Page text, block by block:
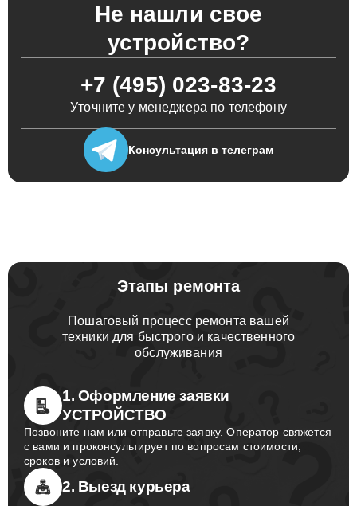
Не нашли свое
устройство?
+7 (495) 023-83-23
Уточните у менеджера по телефону
Консультация в телеграм
Этапы ремонта
Пошаговый процесс ремонта вашей
техники для быстрого и качественного
обслуживания
1. Оформление заявки
УСТРОЙСТВО
Позвоните нам или отправьте заявку. Оператор свяжется
с вами и проконсультирует по вопросам стоимости,
сроков и условий.
2. Выезд курьера